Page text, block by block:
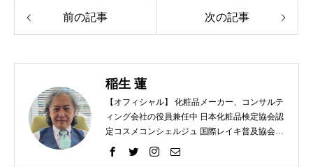
前の記事 次の記事
稲生 蓮
【オフィシャル】 化粧品メーカー、コンサルテ
ィング会社の役員兼任中 日本化粧品検定協会認
定コスメコンシェルジュ 国際レイキ普及協会認
定ティーチャー 【プライベート】 趣味 ラン